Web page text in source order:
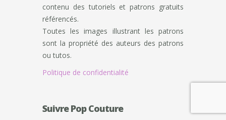
contenu des tutoriels et patrons gratuits
référencés.
Toutes les images illustrant les patrons
sont la propriété des auteurs des patrons
ou tutos.
Politique de confidentialité
Suivre Pop Couture